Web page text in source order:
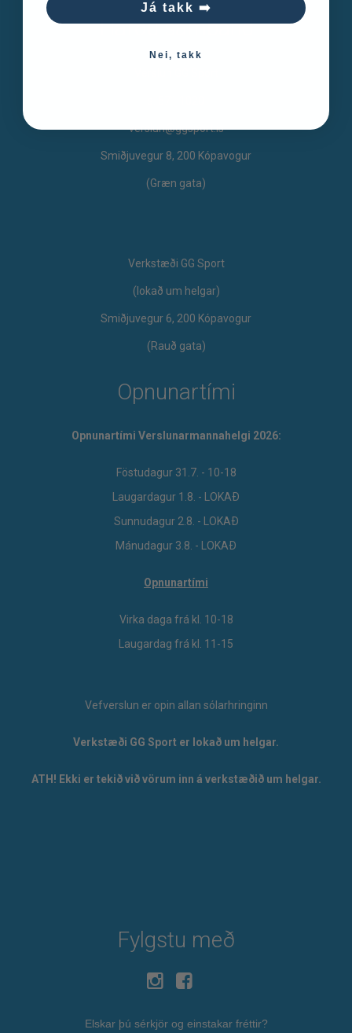
Hafðu samband
verslun@ggsport.is
Smiðjuvegur 8, 200 Kópavogur
(Græn gata)
Verkstæði GG Sport
​(lokað um helgar)
Smiðjuvegur 6, 200 Kópavogur
(Rauð gata)
Opnunartími
Opnunartími Verslunarmannahelgi 2026:
Föstudagur 31.7. - 10-18
Laugardagur 1.8. - LOKAÐ
Sunnudagur 2.8. - LOKAÐ
Mánudagur 3.8. - LOKAÐ
Opnunartími
Virka daga frá kl. 10-18
Laugardag frá kl. 11-15
Vefverslun er opin allan sólarhringinn
Verkstæði GG Sport er lokað um helgar.
ATH! Ekki er tekið við vörum inn á verkstæðið um helgar.
Fylgstu með
Elskar þú sérkjör og einstakar fréttir?
Já takk ➡️
Nei, takk